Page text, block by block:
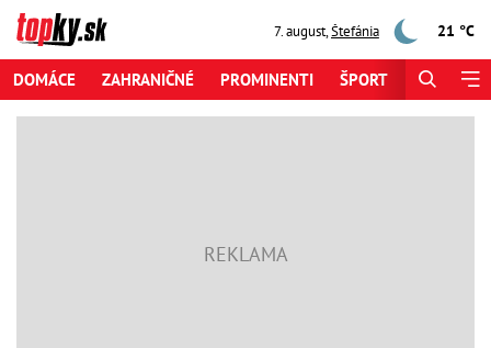
7. august,Štefánia 21 °C
DOMÁCE ZAHRANIČNÉ PROMINENTI ŠPORT